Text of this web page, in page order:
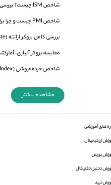
شاخص ISM چیست؟ بررسی تأثیر آن بر دلار، فارکس و بازارهای مالی
شاخص PMI چیست و چرا برای بازارهای مالی اهمیت دارد؟
بررسی کامل بروکر ارانته (Errante) برای معامله‌گران ایرانی
مقایسه بروکر آلپاری،
شاخص خرده‌فروشی (Retail Sales Index) چیست و چرا برای تریدرها مهم است؟
مشاهده بیشتر
های آموزشی
ارز دیجیتال
بورس
تحلیل تکنیکال
ترید